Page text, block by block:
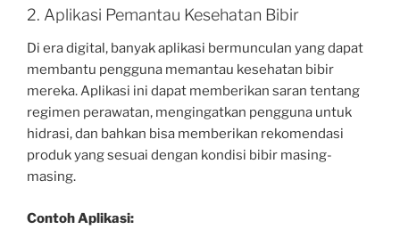
2. Aplikasi Pemantau Kesehatan Bibir
Di era digital, banyak aplikasi bermunculan yang dapat
membantu pengguna memantau kesehatan bibir
mereka. Aplikasi ini dapat memberikan saran tentang
regimen perawatan, mengingatkan pengguna untuk
hidrasi, dan bahkan bisa memberikan rekomendasi
produk yang sesuai dengan kondisi bibir masing-
masing.
Contoh Aplikasi: